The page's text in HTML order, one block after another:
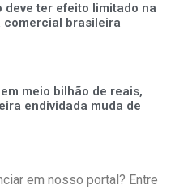
deve ter efeito limitado na
comercial brasileira
meio bilhão de reais,
endividada muda de
em nosso portal? Entre